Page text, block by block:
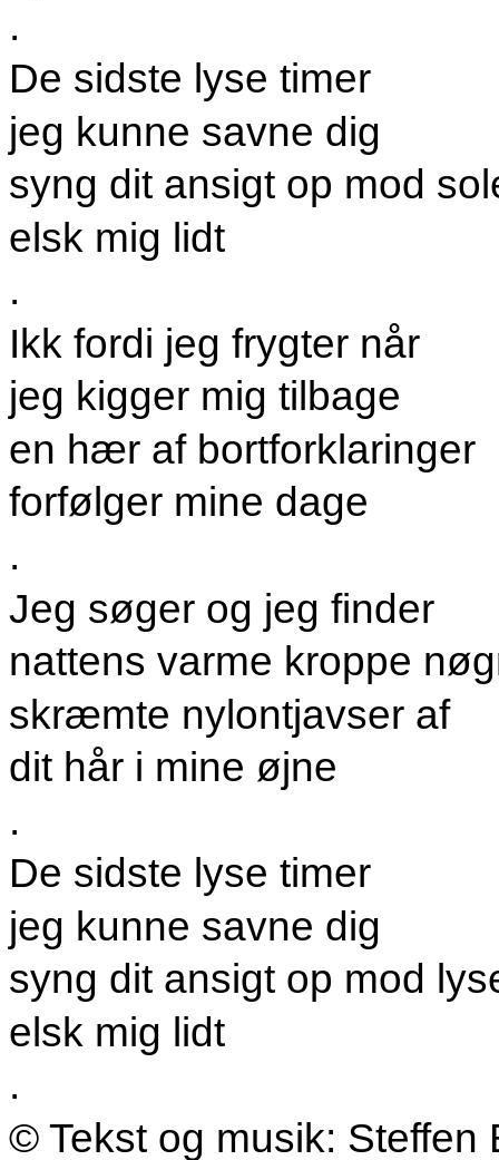
.
De sidste lyse timer
jeg kunne savne dig
syng dit ansigt op mod
elsk mig lidt
.
Ikk fordi jeg frygter når
jeg kigger mig tilbage
en hær af bortforklaringer
forfølger mine dage
.
Jeg søger og jeg finder
nattens varme kroppe
skræmte nylontjavser af
dit hår i mine øjne
.
De sidste lyse timer
jeg kunne savne dig
syng dit ansigt op mod
elsk mig lidt
.
© Tekst og musik: Steffen